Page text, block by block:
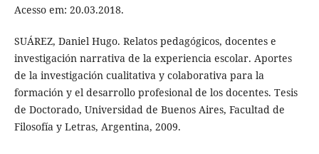
Acesso em: 20.03.2018.
SUÁREZ, Daniel Hugo. Relatos pedagógicos, docentes e
investigación narrativa de la experiencia escolar. Aportes
de la investigación cualitativa y colaborativa para la
formación y el desarrollo profesional de los docentes. Tesis
de Doctorado, Universidad de Buenos Aires, Facultad de
Filosofía y Letras, Argentina, 2009.